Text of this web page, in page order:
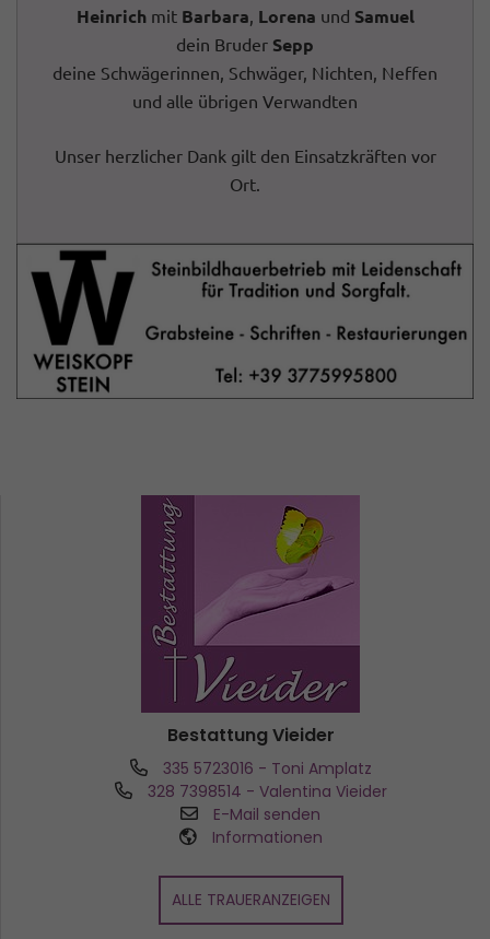
Heinrichmit Barbara, Lorena und Samuel
dein Bruder Sepp
deine Schwägerinnen, Schwäger, Nichten, Neffen
und alle übrigen Verwandten
Unser herzlicher Dank gilt den Einsatzkräften vor
Ort.
Bestattung Vieider
335 5723016 - Toni Amplatz
328 7398514 - Valentina Vieider
E-Mail senden
Informationen
ALLE TRAUERANZEIGEN